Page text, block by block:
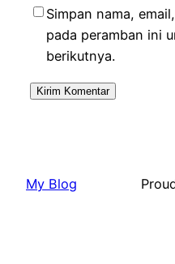
Simpan nama,
pada peramban ini
berikutnya.
My Blog